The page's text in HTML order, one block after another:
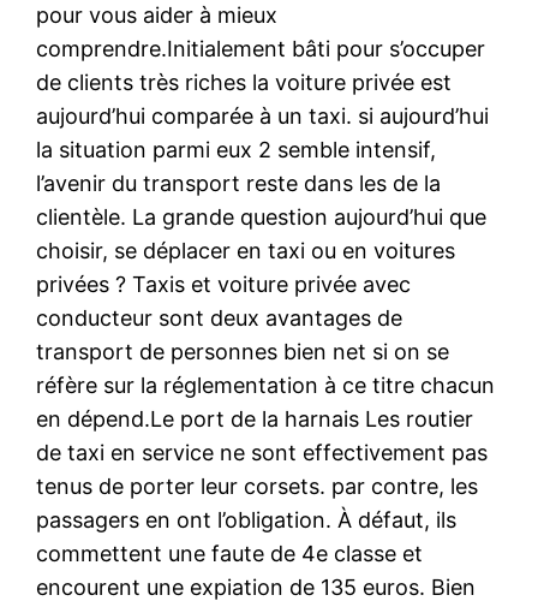
pour vous aider à mieux
comprendre.Initialement bâti pour s’occuper
de clients très riches la voiture privée est
aujourd’hui comparée à un taxi. si aujourd’hui
la situation parmi eux 2 semble intensif,
l’avenir du transport reste dans les de la
clientèle. La grande question aujourd’hui que
choisir, se déplacer en taxi ou en voitures
privées ? Taxis et voiture privée avec
conducteur sont deux avantages de
transport de personnes bien net si on se
réfère sur la réglementation à ce titre chacun
en dépend.Le port de la harnais Les routier
de taxi en service ne sont effectivement pas
tenus de porter leur corsets. par contre, les
passagers en ont l’obligation. À défaut, ils
commettent une faute de 4e classe et
encourent une expiation de 135 euros. Bien